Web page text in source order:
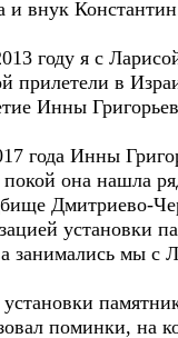
и внук
году я с
прилетели в
Инны
года Инны
она нашла
Дмитриево-
установки
занимались мы с
поминки, на